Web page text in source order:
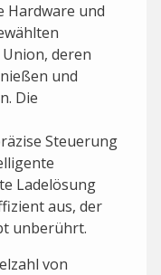
Hardware und
deren
und
Die
Steuerung
Ladelösung
aus, der
unberührt.
von